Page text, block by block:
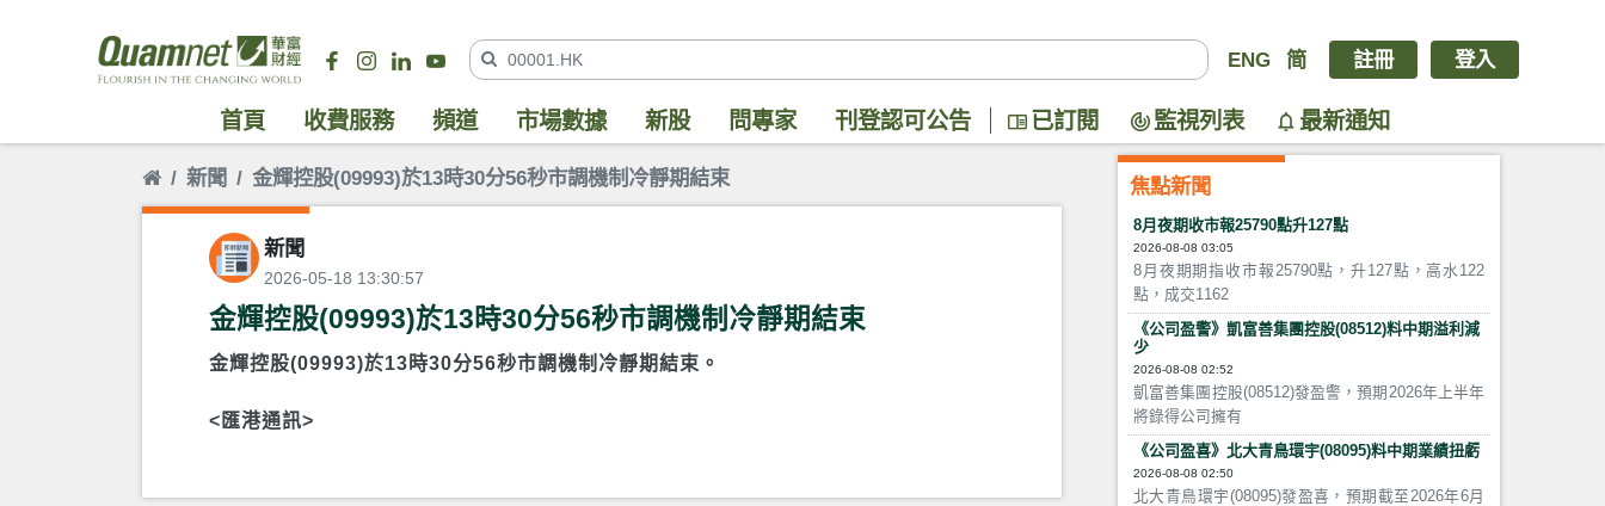
ENG 简 註冊 登入
首頁 收費服務 頻道 市場數據 新股 問專家 刊登認可公告 已訂閱 監視列表 最新通知
新聞 金輝控股(09993)於13時30分56秒市調機制冷靜期結束
新聞
2026-05-18 13:30:57
金輝控股(09993)於13時30分56秒市調機制冷靜期結束
金輝控股(09993)於13時30分56秒市調機制冷靜期結束。
<匯港通訊>
焦點新聞
8月夜期收市報25790點升127點
2026-08-08 03:05
8月夜期期指收市報25790點，升127點，高水122
點，成交1162
《公司盈警》凱富善集團控股(08512)料中期溢利減
少
2026-08-08 02:52
凱富善集團控股(08512)發盈警，預期2026年上半年
將錄得公司擁有
《公司盈喜》北大青鳥環宇(08095)料中期業績扭虧
2026-08-08 02:50
北大青鳥環宇(08095)發盈喜，預期截至2026年6月